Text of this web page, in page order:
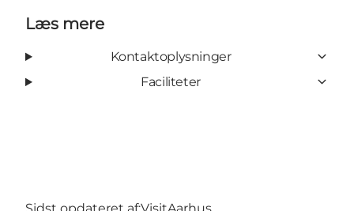
Læs mere
Kontaktoplysninger
Faciliteter